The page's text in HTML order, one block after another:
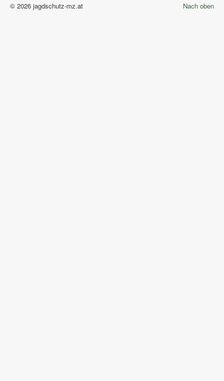
Nach oben
© 2026 jagdschutz-mz.at